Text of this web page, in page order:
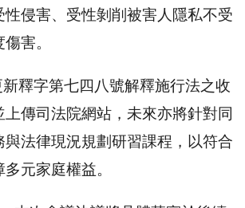
性侵害、受性剝削被害人隱私不受
害。
字第七四八號解釋施行法之收
傳司法院網站，未來亦將針對同
與法律現況規劃研習課程，以符合
元家庭權益。